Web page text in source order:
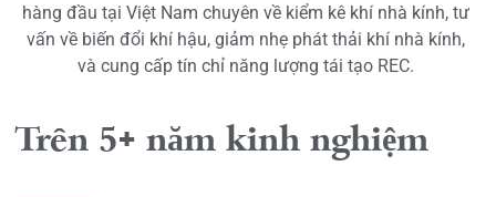
hàng đầu tại Việt Nam chuyên về kiểm kê khí nhà kính, tư
vấn về biến đổi khí hậu, giảm nhẹ phát thải khí nhà kính,
và cung cấp tín chỉ năng lượng tái tạo REC.
Trên 5+ năm kinh nghiệm